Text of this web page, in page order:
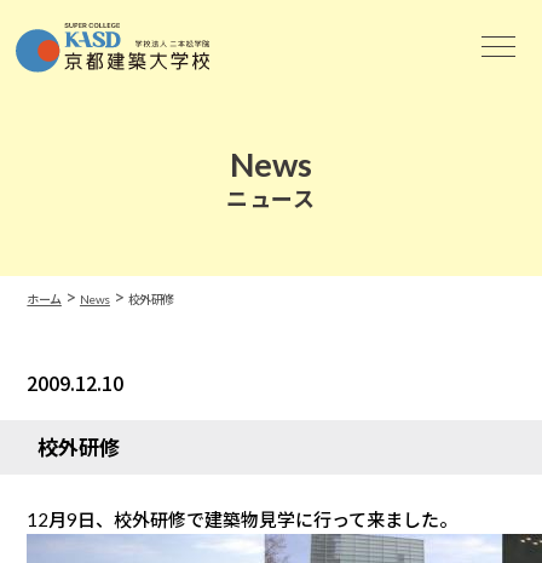
News
ニュース
ホーム > News> 校外研修
2009.12.10
校外研修
12月9日、校外研修で建築物見学に行って来ました。